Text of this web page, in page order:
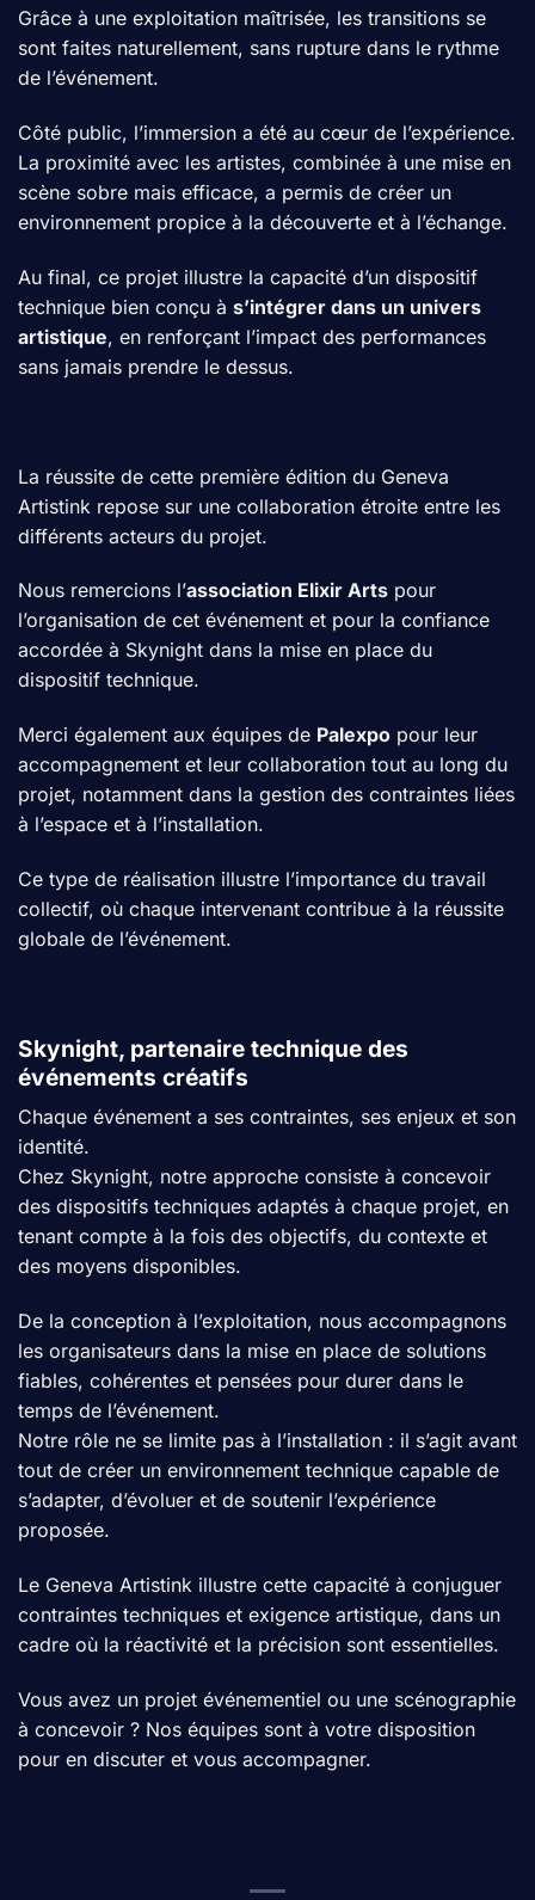
Grâce à une exploitation maîtrisée, les transitions se
sont faites naturellement, sans rupture dans le rythme
de l’événement.
Côté public, l’immersion a été au cœur de l’expérience.
La proximité avec les artistes, combinée à une mise en
scène sobre mais efficace, a permis de créer un
environnement propice à la découverte et à l’échange.
Au final, ce projet illustre la capacité d’un dispositif
technique bien conçu à s’intégrer dans un univers
artistique, en renforçant l’impact des performances
sans jamais prendre le dessus.
La réussite de cette première édition du Geneva
Artistink repose sur une collaboration étroite entre les
différents acteurs du projet.
Nous remercions l’association Elixir Arts pour
l’organisation de cet événement et pour la confiance
accordée à Skynight dans la mise en place du
dispositif technique.
Merci également aux équipes de Palexpo pour leur
accompagnement et leur collaboration tout au long du
projet, notamment dans la gestion des contraintes liées
à l’espace et à l’installation.
Ce type de réalisation illustre l’importance du travail
collectif, où chaque intervenant contribue à la réussite
globale de l’événement.
Skynight, partenaire technique des
événements créatifs
Chaque événement a ses contraintes, ses enjeux et son
identité.
Chez Skynight, notre approche consiste à concevoir
des dispositifs techniques adaptés à chaque projet, en
tenant compte à la fois des objectifs, du contexte et
des moyens disponibles.
De la conception à l’exploitation, nous accompagnons
les organisateurs dans la mise en place de solutions
fiables, cohérentes et pensées pour durer dans le
temps de l’événement.
Notre rôle ne se limite pas à l’installation : il s’agit avant
tout de créer un environnement technique capable de
s’adapter, d’évoluer et de soutenir l’expérience
proposée.
Le Geneva Artistink illustre cette capacité à conjuguer
contraintes techniques et exigence artistique, dans un
cadre où la réactivité et la précision sont essentielles.
Vous avez un projet événementiel ou une scénographie
à concevoir ? Nos équipes sont à votre disposition
pour en discuter et vous accompagner.